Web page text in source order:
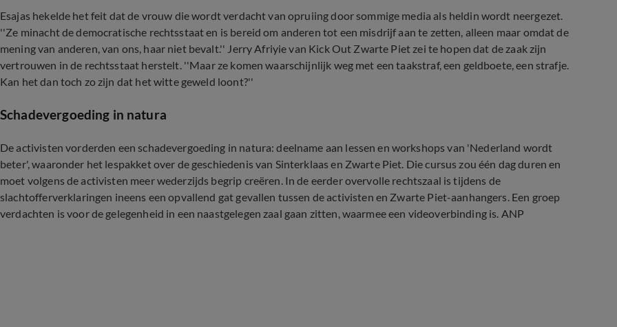
Esajas hekelde het feit dat de vrouw die wordt verdacht van opruiing door sommige media als heldin wordt neergezet.
''Ze minacht de democratische rechtsstaat en is bereid om anderen tot een misdrijf aan te zetten, alleen maar omdat de
mening van anderen, van ons, haar niet bevalt.'' Jerry Afriyie van Kick Out Zwarte Piet zei te hopen dat de zaak zijn
vertrouwen in de rechtsstaat herstelt. ''Maar ze komen waarschijnlijk weg met een taakstraf, een geldboete, een strafje.
Kan het dan toch zo zijn dat het witte geweld loont?''
Schadevergoeding in natura
De activisten vorderden een schadevergoeding in natura: deelname aan lessen en workshops van 'Nederland wordt
beter', waaronder het lespakket over de geschiedenis van Sinterklaas en Zwarte Piet. Die cursus zou één dag duren en
moet volgens de activisten meer wederzijds begrip creëren. In de eerder overvolle rechtszaal is tijdens de
slachtofferverklaringen ineens een opvallend gat gevallen tussen de activisten en Zwarte Piet-aanhangers. Een groep
verdachten is voor de gelegenheid in een naastgelegen zaal gaan zitten, waarmee een videoverbinding is. ANP